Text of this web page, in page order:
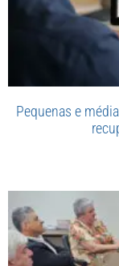
Pequenas e